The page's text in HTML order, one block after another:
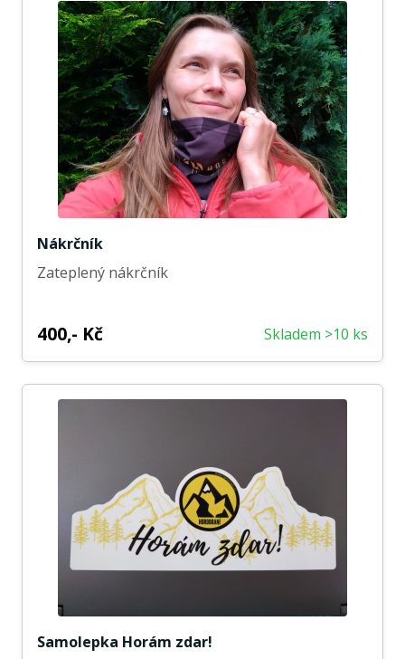
Nákrčník
Zateplený nákrčník
400,- Kč Skladem >10 ks
Samolepka Horám zdar!